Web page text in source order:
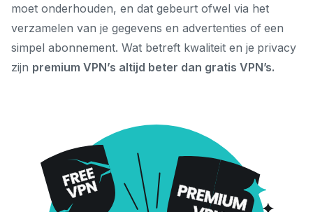
moet onderhouden, en dat gebeurt ofwel via het
verzamelen van je gegevens en advertenties of een
simpel abonnement. Wat betreft kwaliteit en je privacy
zijn premium VPN’s altijd beter dan gratis VPN’s.